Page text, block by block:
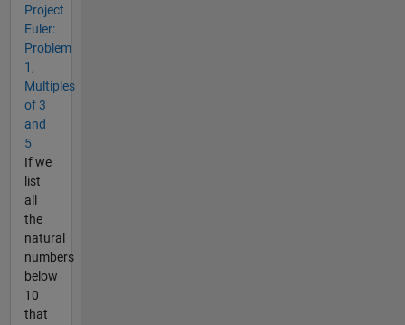
Project
Euler:
Problem
1,
Multiples
of 3
and
5
If we
list
all
the
natural
numbers
below
10
that